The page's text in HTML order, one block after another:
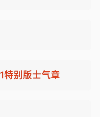
别版士气章